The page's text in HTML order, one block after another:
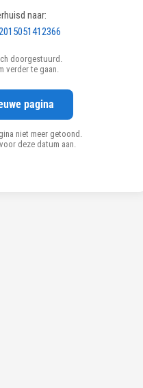
naar:
doorgestuurd.
verder te gaan.
pagina
niet meer getoond.
deze datum aan.